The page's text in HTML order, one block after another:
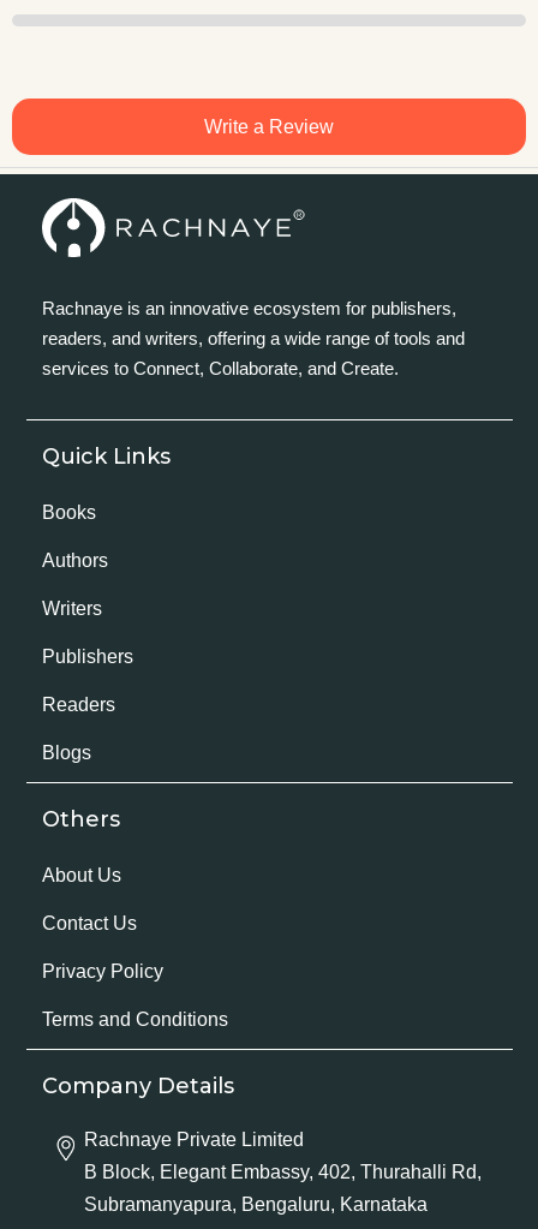
Write a Review
Rachnaye is an innovative ecosystem for publishers,
readers, and writers, offering a wide range of tools and
services to Connect, Collaborate, and Create.
Quick Links
Books
Authors
Writers
Publishers
Readers
Blogs
Others
About Us
Contact Us
Privacy Policy
Terms and Conditions
Company Details
Rachnaye Private Limited
B Block, Elegant Embassy, 402, Thurahalli Rd,
Subramanyapura, Bengaluru, Karnataka